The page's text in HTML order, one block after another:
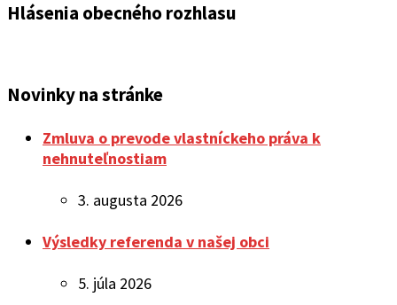
Hlásenia obecného rozhlasu
Novinky na stránke
Zmluva o prevode vlastníckeho práva k
nehnuteľnostiam
3. augusta 2026
Výsledky referenda v našej obci
5. júla 2026